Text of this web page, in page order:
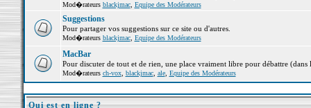
Mod�rateurs blackjmac, Equipe des Modérateurs
Suggestions
Pour partager vos suggestions sur ce site ou d'autres.
Mod�rateurs blackjmac, Equipe des Modérateurs
MacBar
Pour discuter de tout et de rien, une place vraiment libre pour débattre (dans
Mod�rateurs ch-vox, blackjmac, ale, Equipe des Modérateurs
Qui est en ligne ?